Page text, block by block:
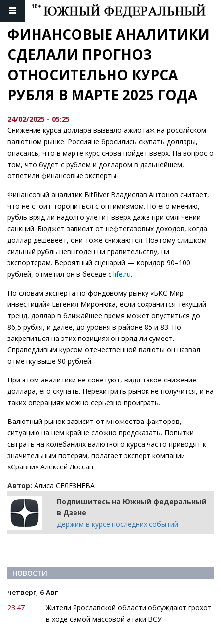
ФИНАНСОВЫЕ АНАЛИТИКИ
СДЕЛАЛИ ПРОГНОЗ
ОТНОСИТЕЛЬНО КУРСА
РУБЛЯ В МАРТЕ 2025 ГОДА
24/02/2025 - 05:25
Снижение курса доллара вызвало ажиотаж на российском
валютном рынке. Россияне бросились скупать доллары,
опасаясь, что в марте курс снова пойдет вверх. На вопрос о
том, что будет с рублем и долларом в дальнейшем,
ответили финансовые эксперты.
Финансовый аналитик BitRiver Владислав Антонов считает,
что не стоит торопиться с оптимизмом. По его мнению,
рубль вряд ли надолго улетит вверх даже при смягчении
санкций. Бюджет зависит от нефтегазовых доходов, когда
доллар дешевеет, они тоже снижаются. Поэтому слишком
сильный рубль невыгоден ни правительству, ни
экспортерам. Вероятный сценарий — коридор 90–100
рублей, отметил он в беседе с life.ru.
По словам эксперта по фондовому рынку «БКС Мир
инвестиций» Евгения Миронюка, если сохранится текущий
тренд, доллар в ближайшее время может опуститься до
86,5 рубля, и далее, до уровня в районе 85 и 83. Но
закрепиться на этих позициях он вряд ли сумеет.
Справедливым курсом отечественной валюты он назвал
отметку выше 90 рублей.
При этом аналитики не советуют, видя такое снижение
доллара, его скупать. Перехитрить рынок не получится, и на
таких операциях можно серьезно проиграть.
Валютный рынок зависит от множества факторов,
ситуацию на нем крайне сложно предсказать. Попытки
сыграть на колебаниях валютного курса часто приводят к
значительным потерям, полагает эксперт компании
«Сравни» Алексей Лоссан.
Автор: Алиса СЕЛЕЗНЕВА
Подпишитесь на Южный федеральный
в Дзене
Держим в курсе последних событий
НОВОСТИ
четверг, 6 Авг
23:47
Жители Ярославской области обсуждают грохот
в ходе самой массовой атаки ВСУ